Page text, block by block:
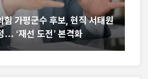
힘 가평군수 후보, 현직 서태원
… ‘재선 도전’ 본격화